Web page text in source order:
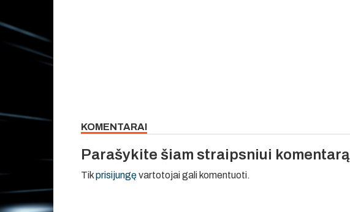
KOMENTARAI
Parašykite šiam straipsniui komentarą
Tikprisijungęvartotojai gali komentuoti.